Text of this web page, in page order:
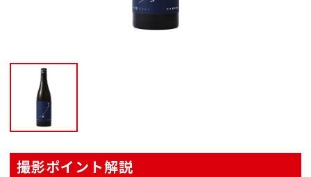
撮影ポイント解説